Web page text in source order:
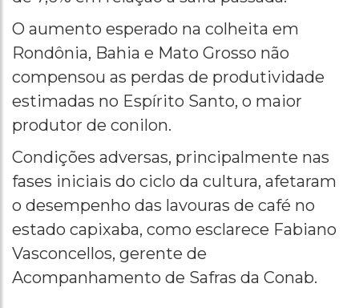
O aumento esperado na colheita em
Rondônia, Bahia e Mato Grosso não
compensou as perdas de produtividade
estimadas no Espírito Santo, o maior
produtor de conilon.
Condições adversas, principalmente nas
fases iniciais do ciclo da cultura, afetaram
o desempenho das lavouras de café no
estado capixaba, como esclarece Fabiano
Vasconcellos, gerente de
Acompanhamento de Safras da Conab.